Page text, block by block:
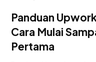
Panduan
Cara Mulai
Pertama